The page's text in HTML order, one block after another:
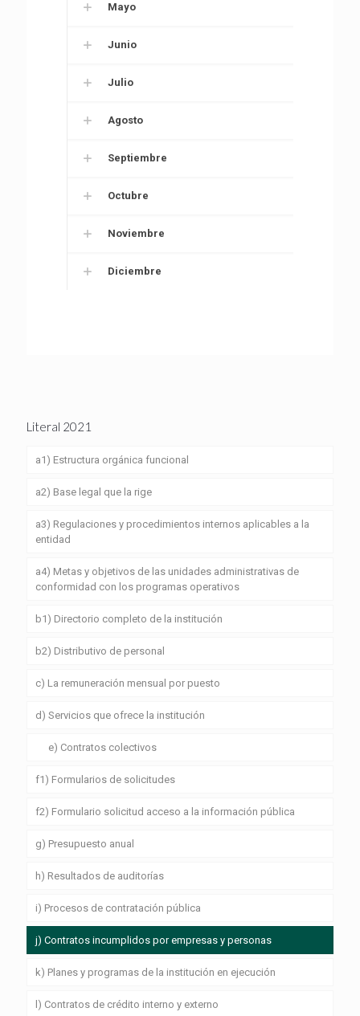
Mayo
Junio
Julio
Agosto
Septiembre
Octubre
Noviembre
Diciembre
Literal 2021
a1) Estructura orgánica funcional
a2) Base legal que la rige
a3) Regulaciones y procedimientos internos aplicables a la
entidad
a4) Metas y objetivos de las unidades administrativas de
conformidad con los programas operativos
b1) Directorio completo de la institución
b2) Distributivo de personal
c) La remuneración mensual por puesto
d) Servicios que ofrece la institución
e) Contratos colectivos
f1) Formularios de solicitudes
f2) Formulario solicitud acceso a la información pública
g) Presupuesto anual
h) Resultados de auditorías
i) Procesos de contratación pública
j) Contratos incumplidos por empresas y personas
k) Planes y programas de la institución en ejecución
l) Contratos de crédito interno y externo